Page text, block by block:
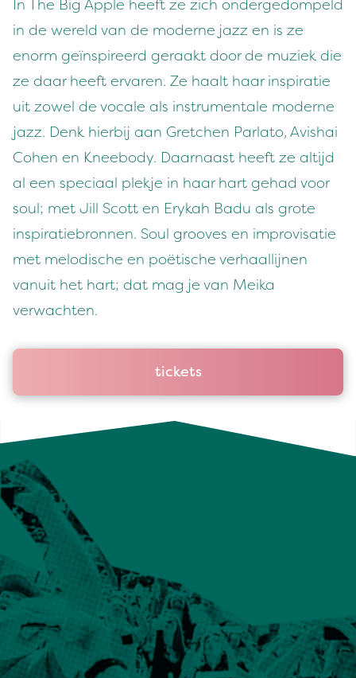
In The Big Apple heeft ze zich ondergedompeld
in de wereld van de moderne jazz en is ze
enorm geïnspireerd geraakt door de muziek die
ze daar heeft ervaren. Ze haalt haar inspiratie
uit zowel de vocale als instrumentale moderne
jazz. Denk hierbij aan Gretchen Parlato, Avishai
Cohen en Kneebody. Daarnaast heeft ze altijd
al een speciaal plekje in haar hart gehad voor
soul; met Jill Scott en Erykah Badu als grote
inspiratiebronnen. Soul grooves en improvisatie
met melodische en poëtische verhaallijnen
vanuit het hart; dat mag je van Meika
verwachten.
tickets